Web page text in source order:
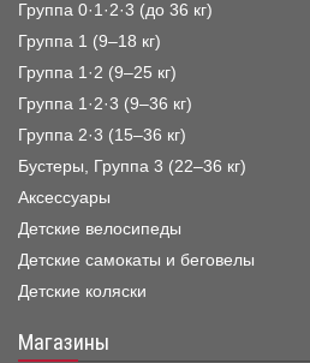
Группа 0·1·2·3 (до 36 кг)
Группа 1 (9–18 кг)
Группа 1·2 (9–25 кг)
Группа 1·2·3 (9–36 кг)
Группа 2·3 (15–36 кг)
Бустеры, Группа 3 (22–36 кг)
Аксессуары
Детские велосипеды
Детские самокаты и беговелы
Детские коляски
Магазины